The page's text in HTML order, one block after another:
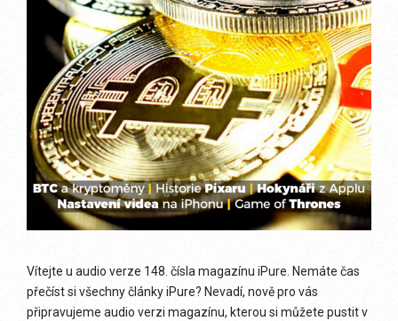
Vítejte u audio verze 148. čísla magazínu iPure. Nemáte čas
přečíst si všechny články iPure? Nevadí, nově pro vás
připravujeme audio verzi magazínu, kterou si můžete pustit v